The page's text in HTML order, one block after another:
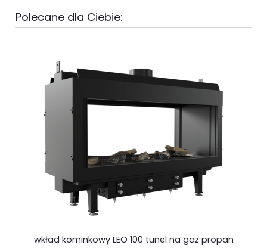
Polecane dla Ciebie:
wkład kominkowy LEO 100 tunel na gaz propan